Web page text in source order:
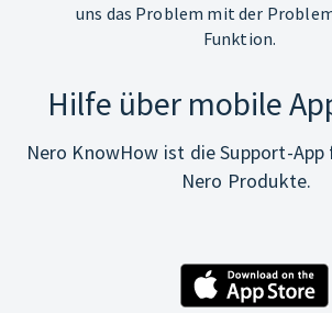
uns das Problem mit der
Funktion.
Hilfe über mobile
Nero KnowHow ist die Support-
Nero Produkte.